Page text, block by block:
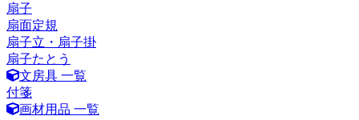
扇子
扇面定規
扇子立・扇子掛
扇子たとう
文房具 一覧
付箋
画材用品 一覧